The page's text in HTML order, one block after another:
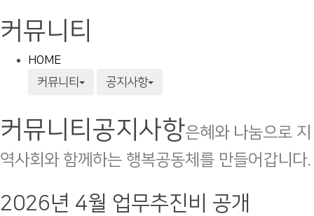
커뮤니티
HOME
커뮤니티
공지사항
커뮤니티 공지사항은혜와 나눔으로 지
역사회와 함께하는 행복공동체를 만들어갑니다.
2026년 4월 업무추진비 공개